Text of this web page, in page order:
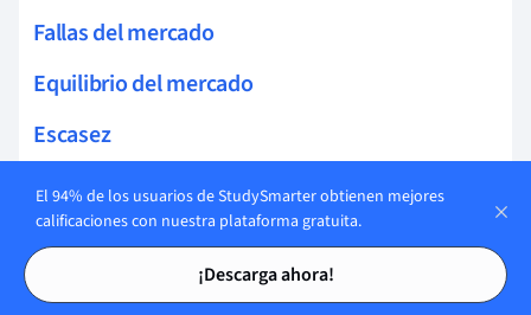
Tarjetas de estudio
Tarjetas de estudio
Fallas del mercado
Equilibrio del mercado
Escasez
Elasticidad Cruzada de la Demanda
Excedente del consumidor y del productor
Elasticidad de la demanda
El 94% de los usuarios de StudySmarter obtienen mejores
calificaciones con nuestra plataforma gratuita.
¡Descarga ahora!